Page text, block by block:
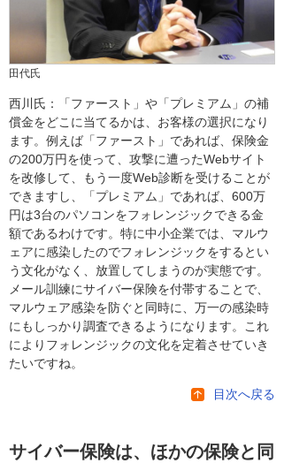
田代氏
西川氏：「ファースト」や「プレミアム」の補
償金をどこに当てるかは、お客様の選択になり
ます。例えば「ファースト」であれば、保険金
の200万円を使って、攻撃に遭ったWebサイト
を改修して、もう一度Web診断を受けることが
できますし、「プレミアム」であれば、600万
円は3台のパソコンをフォレンジックできる金
額であるわけです。特に中小企業では、マルウ
ェアに感染したのでフォレンジックをするとい
う文化がなく、放置してしまうのが実態です。
メール訓練にサイバー保険を付帯することで、
マルウェア感染を防ぐと同時に、万一の感染時
にもしっかり調査できるようになります。これ
によりフォレンジックの文化を定着させていき
たいですね。
目次へ戻る
サイバー保険は、ほかの保険と同